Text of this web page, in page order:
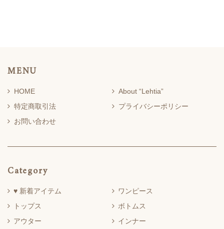
MENU
HOME
About “Lehtia”
特定商取引法
プライバシーポリシー
お問い合わせ
Category
♥ 新着アイテム
ワンピース
トップス
ボトムス
アウター
インナー